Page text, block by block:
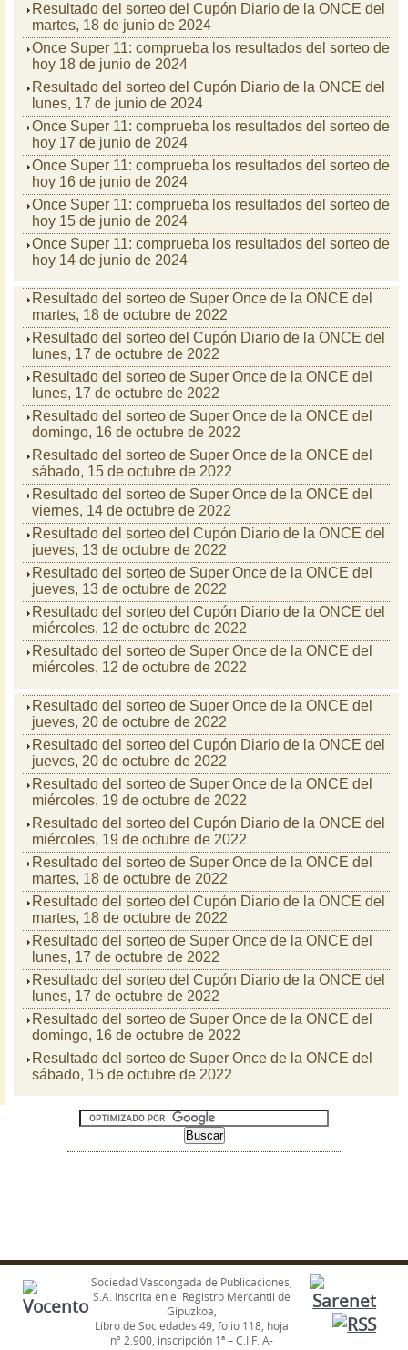
Resultado del sorteo del Cupón Diario de la ONCE del
martes, 18 de junio de 2024
Once Super 11: comprueba los resultados del sorteo de
hoy 18 de junio de 2024
Resultado del sorteo del Cupón Diario de la ONCE del
lunes, 17 de junio de 2024
Once Super 11: comprueba los resultados del sorteo de
hoy 17 de junio de 2024
Once Super 11: comprueba los resultados del sorteo de
hoy 16 de junio de 2024
Once Super 11: comprueba los resultados del sorteo de
hoy 15 de junio de 2024
Once Super 11: comprueba los resultados del sorteo de
hoy 14 de junio de 2024
Resultado del sorteo de Super Once de la ONCE del
martes, 18 de octubre de 2022
Resultado del sorteo del Cupón Diario de la ONCE del
lunes, 17 de octubre de 2022
Resultado del sorteo de Super Once de la ONCE del
lunes, 17 de octubre de 2022
Resultado del sorteo de Super Once de la ONCE del
domingo, 16 de octubre de 2022
Resultado del sorteo de Super Once de la ONCE del
sábado, 15 de octubre de 2022
Resultado del sorteo de Super Once de la ONCE del
viernes, 14 de octubre de 2022
Resultado del sorteo del Cupón Diario de la ONCE del
jueves, 13 de octubre de 2022
Resultado del sorteo de Super Once de la ONCE del
jueves, 13 de octubre de 2022
Resultado del sorteo del Cupón Diario de la ONCE del
miércoles, 12 de octubre de 2022
Resultado del sorteo de Super Once de la ONCE del
miércoles, 12 de octubre de 2022
Resultado del sorteo de Super Once de la ONCE del
jueves, 20 de octubre de 2022
Resultado del sorteo del Cupón Diario de la ONCE del
jueves, 20 de octubre de 2022
Resultado del sorteo de Super Once de la ONCE del
miércoles, 19 de octubre de 2022
Resultado del sorteo del Cupón Diario de la ONCE del
miércoles, 19 de octubre de 2022
Resultado del sorteo de Super Once de la ONCE del
martes, 18 de octubre de 2022
Resultado del sorteo del Cupón Diario de la ONCE del
martes, 18 de octubre de 2022
Resultado del sorteo de Super Once de la ONCE del
lunes, 17 de octubre de 2022
Resultado del sorteo del Cupón Diario de la ONCE del
lunes, 17 de octubre de 2022
Resultado del sorteo de Super Once de la ONCE del
domingo, 16 de octubre de 2022
Resultado del sorteo de Super Once de la ONCE del
sábado, 15 de octubre de 2022
Sociedad Vascongada de Publicaciones,
S.A. Inscrita en el Registro Mercantil de
Gipuzkoa,
Libro de Sociedades 49, folio 118, hoja
nº 2.900, inscripción 1ª – C.I.F. A-